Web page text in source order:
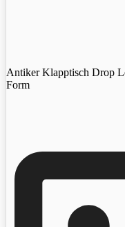
Antiker Klapptisch Drop
Form